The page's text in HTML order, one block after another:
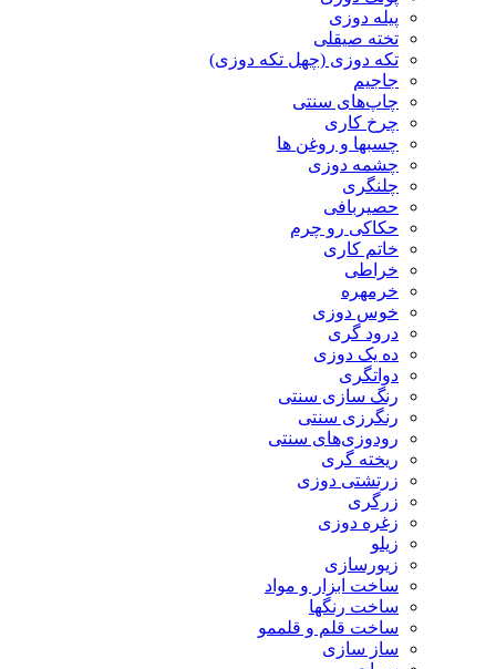
پیله دوزی
تخته صیقلی
تکه دوزی (چهل تکه دوزی)
جاجیم
چاپ‌های سنتی
چرخ کاری
چسبها و روغن ها
چشمه دوزی
چلنگری
حصیربافی
حکاکی رو چرم
خاتم کاری
خراطی
خرمهره
خوس دوزی
درود گری
ده یک دوزی
دواتگری
رنگ سازی سنتی
رنگرزی سنتی
رودوزی‌های سنتی
ریخته گری
زرتشتی دوزی
زرگری
زغره دوزی
زیلو
زیورسازی
ساخت ابزار و مواد
ساخت رنگها
ساخت قلم و قلممو
ساز سازی